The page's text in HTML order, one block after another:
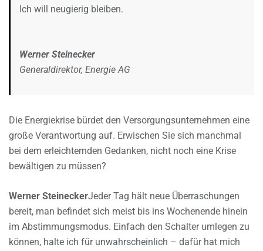
Ich will neugierig bleiben.
Werner Steinecker
Generaldirektor, Energie AG
Die Energiekrise bürdet den Versorgungsunternehmen eine
große Verantwortung auf. Erwischen Sie sich manchmal
bei dem erleichternden Gedanken, nicht noch eine Krise
bewältigen zu müssen?
Werner SteineckerJeder Tag hält neue Überraschungen
bereit, man befindet sich meist bis ins Wochenende hinein
im Abstimmungsmodus. Einfach den Schalter umlegen zu
können, halte ich für unwahrscheinlich – dafür hat mich